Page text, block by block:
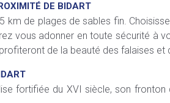
DE BIDART
km de plages de sables fin.
vous adonner en toute sécurité à
de la beauté des falaises et
fortifiée du XVI siècle, son